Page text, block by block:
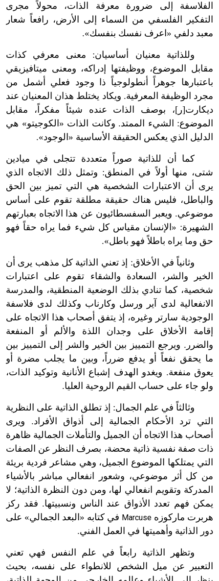
الفلاسفة إلى ضرورة معرفة الذات، محولاً مجرى
التفكير الفلسفي من السماء إلى الأرض، رافعاً شعار
معبد دلفي « عرف نفسك بنفسك».
وللذاتية معنيان أساسيان: معنى معرفي كذات
مقابل الموضوع، ووظيفتها إدراكه، ومعنى ميتافيزيقي
باعتبارها جوهراً أنطولوجياً ذا وجود فعلي أشمل من
مجرد الوظيفة المعرفية. ويكاد يختلط هذان المعنيان عند
ديكارت[ر]، بوصف الذات عنده شيئاً مفكراً، مقابل
الموضوع: الشيء الممتد. وكانت الذات «الكوجيتو» هي
الدليل الذي يعكس الحقيقة الأساسية «الوجود».
كما أن للذاتية صوراً متعددة تتجلى في ميادين
شتى، منها أولاً في المنطق: وتمثل ذلك الاتجاه الذي
يرى أن الاعتبارات الشخصية هي التي تميز بين الحق
والباطل، فليس هناك حقيقة مطلقة تقوم على أساس
موضوعي. ويعبر السفسطائيون عن هذا الاتجاه بعبارتهم
الشهيرة: «الإنسان مقياس كل شيء فما يراه حقاً فهو
حق وما يراه باطلاً فهو باطل».
وثانياً في الأخلاق: إذ تعني الذاتية كل مذهب يرى أن
الخير والشر، السعادة والشقاء تقوم على اعتبارات
شخصية، كما تنادي بذلك الوضعية المنطقية، والمدرسة
الانفعالية لدى آير ورسل وكارناب وكذلك لدى فلاسفة
الوجودية سارتر وغيره، إذ يتفق أصحاب هذا الاتجاه على
إقامة الأخلاق على وجدان اللذة والألم أو المنفعة
والضرر. ويرجع التمييز بين الخير والشر إلى التمييز بين
ما يحقق نفعاً أو يدفع ضرراً، وبين ما يجلب مضرة أو
يعوق منفعة. ويغدو الهدف إشباع الأنانية وتوكيد الذات،
ولو جاء على حساب القيم الروحية العليا.
وثالثاً في علم الجمال: إذ تطلق الذاتية على النظرية
التي ترد الأحكام الجمالية إلى أذواق الأفراد. ويرى
أصحاب هذا الاتجاه أن الجميل والتأملات الجمالية ظاهرة
ذات صفة نفسية ذاتية محضة، بصرف النظر عن الصفات
التي يمتلكها الموضوع الجميل، وهي مشاعر فردية بريئة
من كل أثر موضوعي، وشعور انفعالي مباشر بالأشياء
المدركة وتقويم انفعالي لها، ومن دون النظرة الذاتية؛ لا
يمكن فهم تعدد الأذواق عند الناس ونسبيتها. فقد ركز
هربرت ماركوزه Marcuse في كتابه «البعد الجمالي» على
دور الذاتية وأهميتها في العمل الفني.
وتظهر الذاتية رابعاً في علم النفس فهي تعني
التعبير عن ميل الشخص للانطواء على نفسه، بحيث